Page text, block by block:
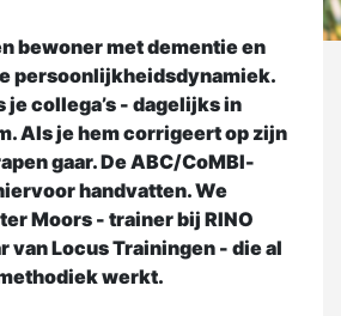
bewoner met dementie en
persoonlijkheidsdynamiek.
je collega’s - dagelijks in
Als je hem corrigeert op zijn
gaar. De ABC/CoMBI-
handvatten. We
Moors - trainer bij RINO
van Locus Trainingen - die al
werkt.